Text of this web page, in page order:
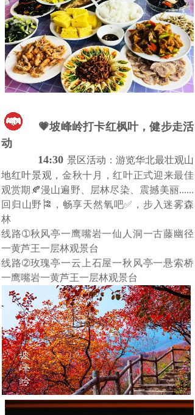
💗坡峰岭打卡红枫叶，健步走活
动
14:30 景区活动：游览华北最壮观山
地红叶景观， 金秋十月，红叶正式迎来最佳
观赏期🍂漫山遍野、层林尽染、震撼美丽......
回归山野🎏，畅享天然氧吧✅，步入迷雾森
林
线路➀秋风亭一鹰嘴岩一仙人洞一古藤幽径
一黄芦王一层林观景台
线路➁玫瑰亭一云上石屋一秋风亭一悬索桥
一鹰嘴岩一黄芦王一层林观景台